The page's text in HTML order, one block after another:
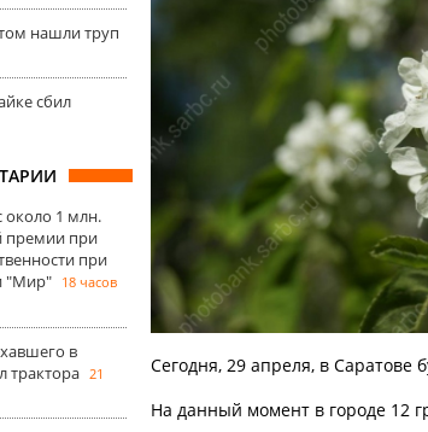
нашли труп
сбил
около 1 млн.
премии при
при
"Мир" 18 часов
в
трактора 21
Сегодня, 29 апреля, в Саратове
На данный момент в городе 12